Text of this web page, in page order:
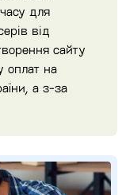
для
від
сайту
оплат на
а з-за